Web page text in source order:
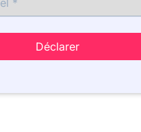
Déclarer